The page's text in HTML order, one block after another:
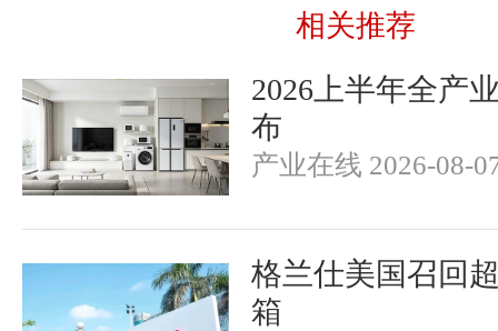
相关推荐
2026上半年全产
布
产业在线 2026-08-
格兰仕美国召回
箱